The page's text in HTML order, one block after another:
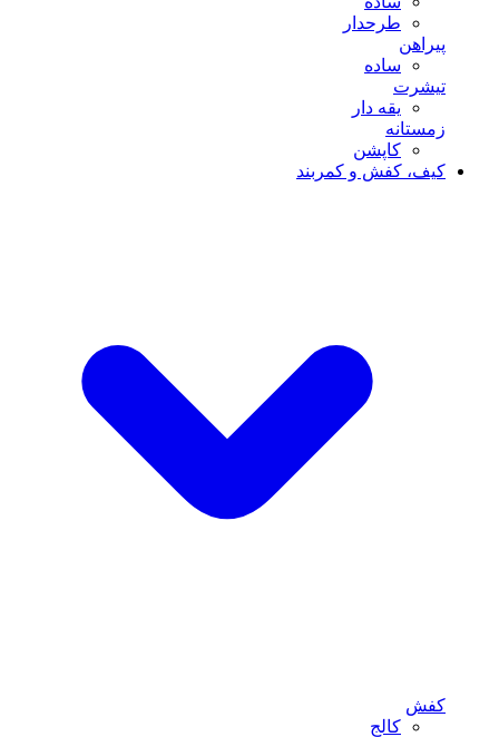
طرحدار
پیراهن
ساده
تیشرت
یقه دار
زمستانه
کاپشن
کیف، کفش و کمربند
کفش
کالج